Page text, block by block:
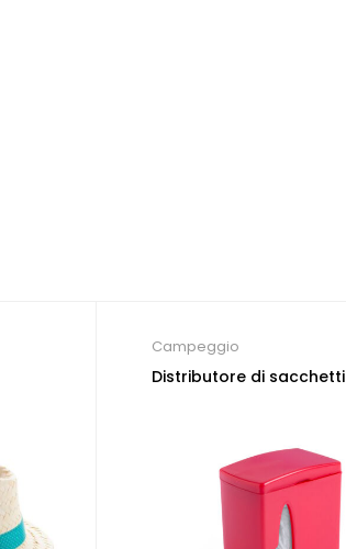
Campeggio
Distributore di sacchetti